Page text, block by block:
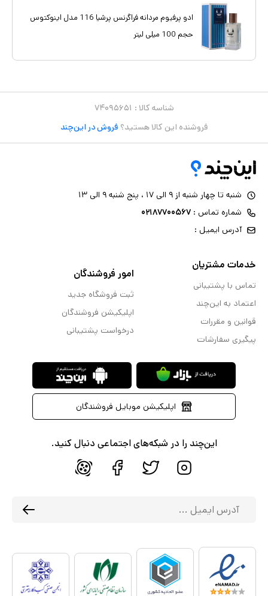
ادو پرفیوم مردانه فراگرنس پرشیا 116 مدل اینوکتوس
حجم 100 میلی لیتر
شناسه کالا : ۷۴۰۹۵۶۵۱
فروشنده این کالا هستید؟ فروش در این‌چند
شنبه تا چهار شنبه از ۹ الی ۱۷ ، پنج شنبه ۹ الی ۱۳
شماره تماس : ۰۲۱۸۷۷۰۰۵۶۷
آدرس ایمیل :
خدمات مشتریان
تماس با پشتیبانی
اعتماد به این‌چند
قوانین و مقررات
پیگیری سفارشات
امور فروشندگان
ثبت فروشگاه جدید
اپلیکیشن فروشندگان
درخواست پشتیبانی
اپلیکیشن موبایل فروشندگان
این‌چند را در شبکه‌های اجتماعی دنبال کنید.